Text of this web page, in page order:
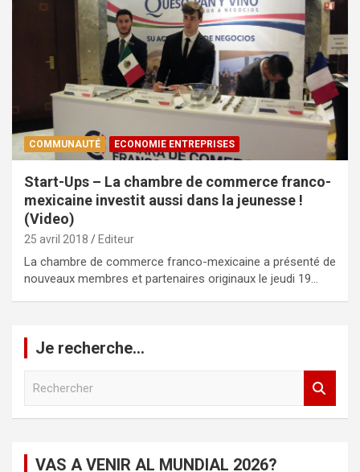
COMMUNAUTÉ ECONOMIE ENTREPRISES
Start-Ups – La chambre de commerce franco-
mexicaine investit aussi dans la jeunesse !
(Video)
25 avril 2018 Editeur
La chambre de commerce franco-mexicaine a présenté de
nouveaux membres et partenaires originaux le jeudi 19…
Je recherche…
VAS A VENIR AL MUNDIAL 2026?